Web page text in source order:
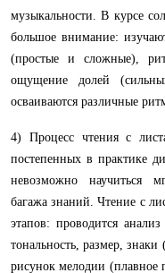
музыкальности. В курсе
большое внимание:
(простые и сложные),
ощущение долей
осваиваются различные
4) Процесс чтения с
постепенных в практике
невозможно научиться
багажа знаний. Чтение с
этапов: проводится
тональность, размер,
рисунок мелодии (плавное